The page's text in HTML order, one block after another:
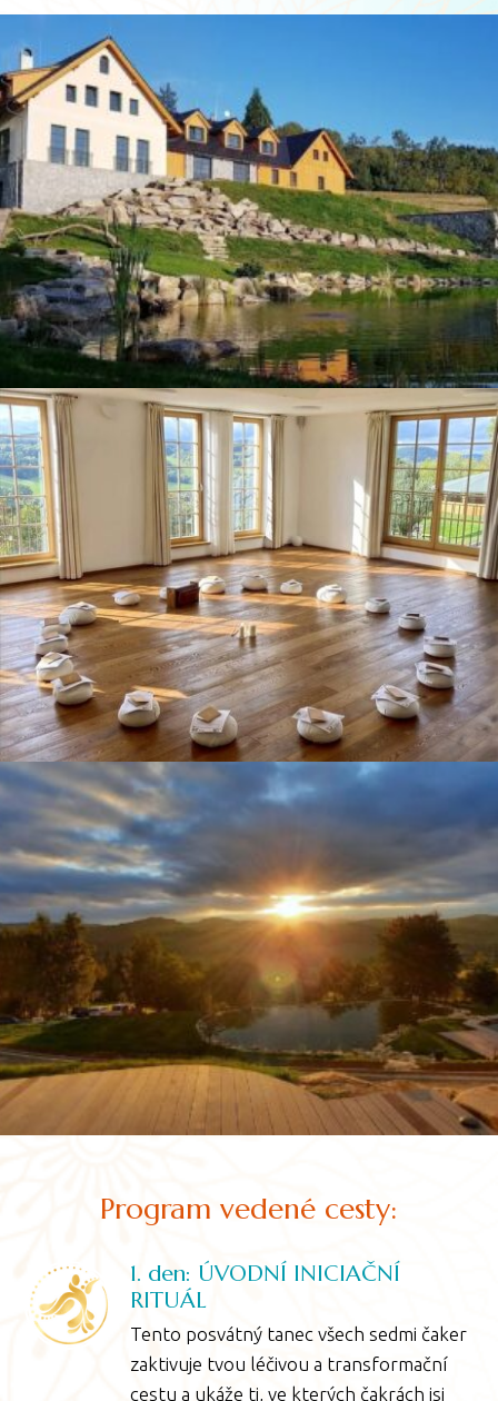
Program vedené cesty:
1. den: ÚVODNÍ INICIAČNÍ
RITUÁL
Tento posvátný tanec všech sedmi čaker
zaktivuje tvou léčivou a transformační
cestu a ukáže ti, ve kterých čakrách jsi